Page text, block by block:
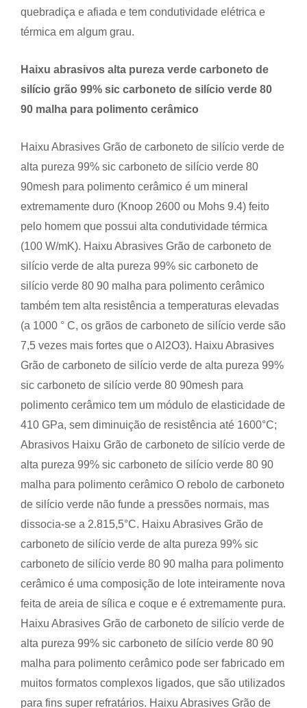
quebradiça e afiada e tem condutividade elétrica e
térmica em algum grau.
Haixu abrasivos alta pureza verde carboneto de
silício grão 99% sic carboneto de silício verde 80
90 malha para polimento cerâmico
Haixu Abrasives Grão de carboneto de silício verde de
alta pureza 99% sic carboneto de silício verde 80
90mesh para polimento cerâmico é um mineral
extremamente duro (Knoop 2600 ou Mohs 9.4) feito
pelo homem que possui alta condutividade térmica
(100 W/mK). Haixu Abrasives Grão de carboneto de
silício verde de alta pureza 99% sic carboneto de
silício verde 80 90 malha para polimento cerâmico
também tem alta resistência a temperaturas elevadas
(a 1000 ° C, os grãos de carboneto de silício verde são
7,5 vezes mais fortes que o Al2O3). Haixu Abrasives
Grão de carboneto de silício verde de alta pureza 99%
sic carboneto de silício verde 80 90mesh para
polimento cerâmico tem um módulo de elasticidade de
410 GPa, sem diminuição de resistência até 1600°C;
Abrasivos Haixu Grão de carboneto de silício verde de
alta pureza 99% sic carboneto de silício verde 80 90
malha para polimento cerâmico O rebolo de carboneto
de silício verde não funde a pressões normais, mas
dissocia-se a 2.815,5°C. Haixu Abrasives Grão de
carboneto de silício verde de alta pureza 99% sic
carboneto de silício verde 80 90 malha para polimento
cerâmico é uma composição de lote inteiramente nova
feita de areia de sílica e coque e é extremamente pura.
Haixu Abrasives Grão de carboneto de silício verde de
alta pureza 99% sic carboneto de silício verde 80 90
malha para polimento cerâmico pode ser fabricado em
muitos formatos complexos ligados, que são utilizados
para fins super refratários. Haixu Abrasives Grão de